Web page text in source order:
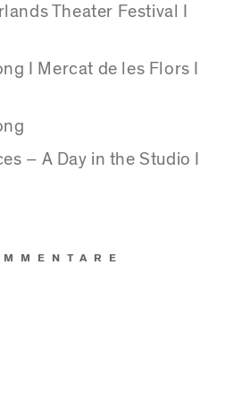
Theater Festival I
I Mercat de les Flors I
– A Day in the Studio I